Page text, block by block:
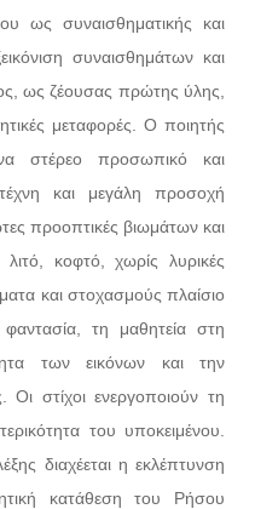
ως συναισθηματικής και
συναισθημάτων και
ως ζέουσας πρώτης ύλης,
μεταφορές. Ο ποιητής
στέρεο προσωπικό και
και μεγάλη προσοχή
προοπτικές βιωμάτων και
κοφτό, χωρίς λυρικές
και στοχασμούς πλαίσιο
τη μαθητεία στη
των εικόνων και την
στίχοι ενεργοποιούν τη
του υποκειμένου.
διαχέεται η εκλέπτυνση
κατάθεση του Ρήσου